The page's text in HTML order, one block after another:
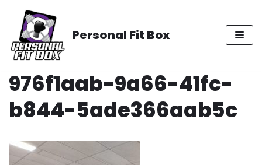
Meteen
naar
de
inhoud
Personal Fit Box
976f1aab-9a66-41fc-
b844-5ade366aab5c